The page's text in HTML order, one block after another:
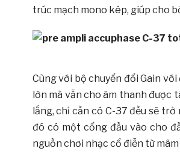
trúc mạch mono kép, giúp cho
Cùng với bộ chuyển đổi Gain
lớn mà vẫn cho âm thanh được
lắng, chỉ cần có C-37 đều sẽ
đó có một cổng đầu vào cho
nguồn chơi nhạc cổ điễn từ